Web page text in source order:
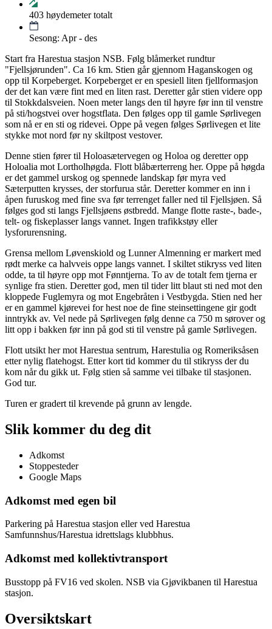
403 høydemeter totalt
Sesong: Apr - des
Start fra Harestua stasjon NSB. Følg blåmerket rundtur
"Fjellsjørunden". Ca 16 km. Stien går gjennom Haganskogen og
opp til Korpeberget. Korpeberget er en spesiell liten fjellformasjon
der det kan være fint med en liten rast. Deretter går stien videre opp
til Stokkdalsveien. Noen meter langs den til høyre før inn til venstre
på sti/hogstvei over hogstflata. Den følges opp til gamle Sørlivegen
som nå er en sti og ridevei. Oppe på vegen følges Sørlivegen et lite
stykke mot nord før ny skiltpost vestover.
Denne stien fører til Holoasætervegen og Holoa og deretter opp
Holoalia mot Lortholhøgda. Flott blåbærterreng her. Oppe på høgda
er det gammel urskog og spennede landskap før myra ved
Sæterputten krysses, der storfurua står. Deretter kommer en inn i
åpen furuskog med fine sva før terrenget faller ned til Fjellsjøen. Så
følges god sti langs Fjellsjøens østbredd. Mange flotte raste-, bade-,
telt- og fiskeplasser langs vannet. Ingen trafikkstøy eller
lysforurensning.
Grensa mellom Løvenskiold og Lunner Almenning er markert med
rødt merke ca halvveis oppe langs vannet. I skiltet stikryss ved liten
odde, ta til høyre opp mot Fønntjerna. To av de totalt fem tjerna er
synlige fra stien. Deretter god, men til tider litt blaut sti ned mot den
kloppede Fuglemyra og mot Engebråten i Vestbygda. Stien ned her
er en gammel kjørevei for hest noe de fine steinsettingene gir godt
inntrykk av. Vel nede på Sørlivegen følg denne ca 750 m sørover og
litt opp i bakken før inn på god sti til venstre på gamle Sørlivegen.
Flott utsikt her mot Harestua sentrum, Harestulia og Romeriksåsen
etter nylig flatehogst. Etter kort tid kommer du til stikryss der du
kom når du gikk ut. Følg stien så samme vei tilbake til stasjonen.
God tur.
Turen er gradert til krevende på grunn av lengde.
Slik kommer du deg dit
Adkomst
Stoppesteder
Google Maps
Adkomst med egen bil
Parkering på Harestua stasjon eller ved Harestua
Samfunnshus/Harestua idrettslags klubbhus.
Adkomst med kollektivtransport
Busstopp på FV16 ved skolen. NSB via Gjøvikbanen til Harestua
stasjon.
Oversiktskart